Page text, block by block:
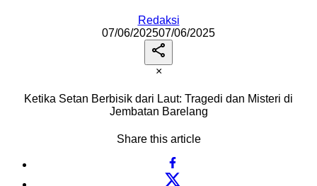
Redaksi
07/06/202507/06/2025
×
Ketika Setan Berbisik dari Laut: Tragedi dan Misteri di
Jembatan Barelang
Share this article